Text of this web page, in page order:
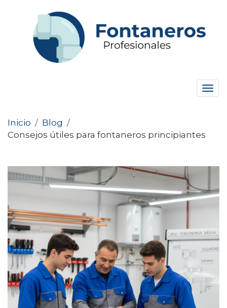
Inicio / Blog /
Consejos útiles para fontaneros principiantes